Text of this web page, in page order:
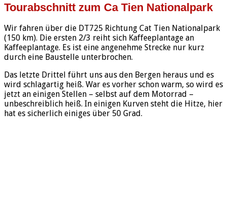
Tourabschnitt zum Ca Tien Nationalpark
Wir fahren über die DT725 Richtung Cat Tien Nationalpark
(150 km). Die ersten 2/3 reiht sich Kaffeeplantage an
Kaffeeplantage. Es ist eine angenehme Strecke nur kurz
durch eine Baustelle unterbrochen.
Das letzte Drittel führt uns aus den Bergen heraus und es
wird schlagartig heiß. War es vorher schon warm, so wird es
jetzt an einigen Stellen – selbst auf dem Motorrad –
unbeschreiblich heiß. In einigen Kurven steht die Hitze, hier
hat es sicherlich einiges über 50 Grad.